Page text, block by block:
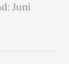
Juni